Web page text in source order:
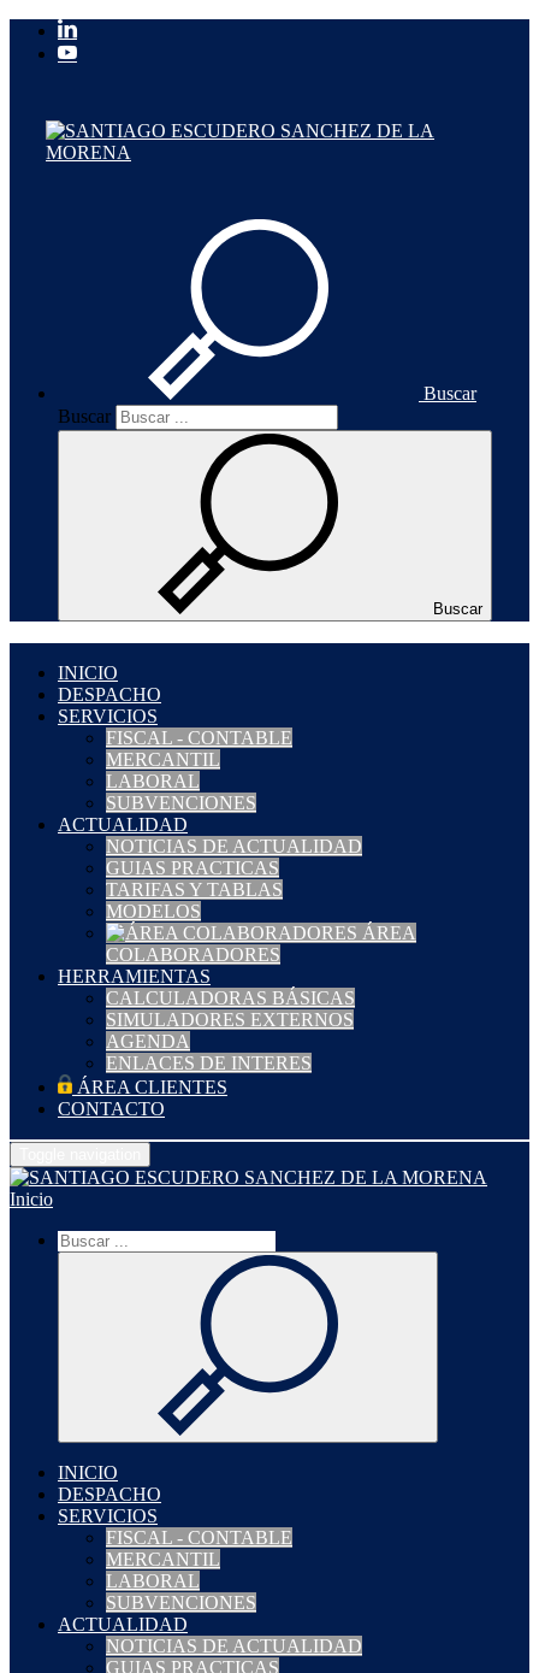
Buscar
Buscar
Buscar
INICIO
DESPACHO
SERVICIOS
FISCAL - CONTABLE
MERCANTIL
LABORAL
SUBVENCIONES
ACTUALIDAD
NOTICIAS DE ACTUALIDAD
GUIAS PRACTICAS
TARIFAS Y TABLAS
MODELOS
ÁREA
COLABORADORES
HERRAMIENTAS
CALCULADORAS BÁSICAS
SIMULADORES EXTERNOS
AGENDA
ENLACES DE INTERES
ÁREA CLIENTES
CONTACTO
Inicio
INICIO
DESPACHO
SERVICIOS
FISCAL - CONTABLE
MERCANTIL
LABORAL
SUBVENCIONES
ACTUALIDAD
NOTICIAS DE ACTUALIDAD
GUIAS PRACTICAS